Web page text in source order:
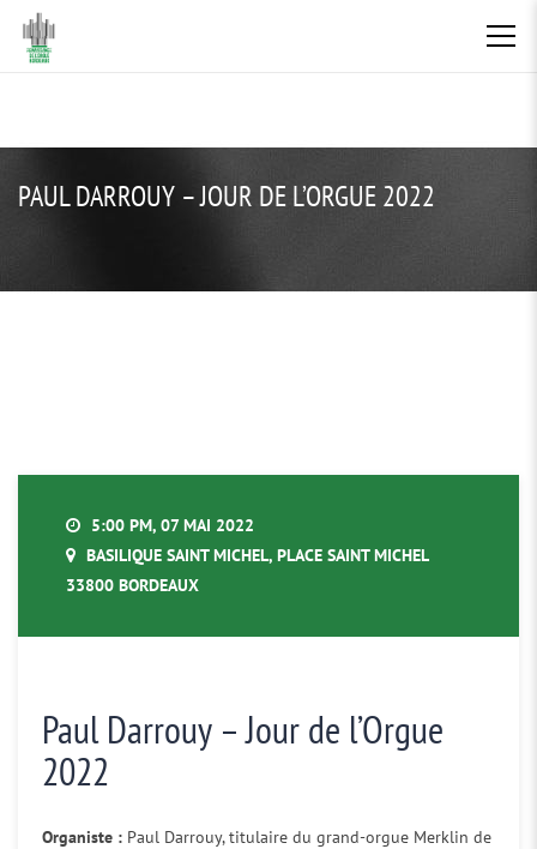
PAUL DARROUY – JOUR DE L’ORGUE 2022
5:00 PM, 07 MAI 2022
BASILIQUE SAINT MICHEL, PLACE SAINT MICHEL
33800 BORDEAUX
Paul Darrouy – Jour de l’Orgue
2022
Organiste : Paul Darrouy, titulaire du grand-orgue Merklin de